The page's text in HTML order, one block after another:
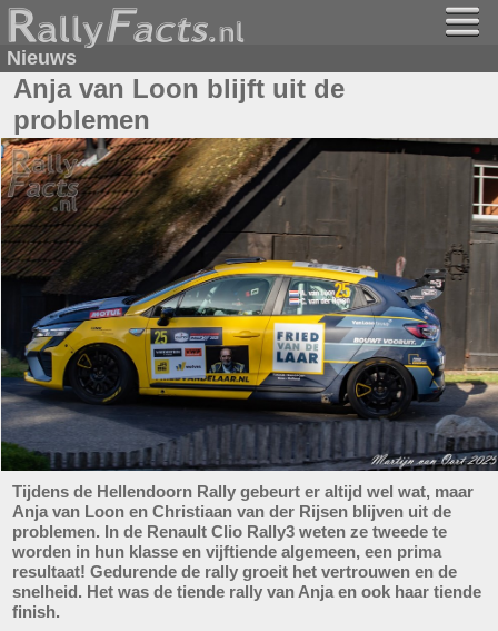
Nieuws
Anja van Loon blijft uit de
problemen
Tijdens de Hellendoorn Rally gebeurt er altijd wel wat, maar
Anja van Loon en Christiaan van der Rijsen blijven uit de
problemen. In de Renault Clio Rally3 weten ze tweede te
worden in hun klasse en vijftiende algemeen, een prima
resultaat! Gedurende de rally groeit het vertrouwen en de
snelheid. Het was de tiende rally van Anja en ook haar tiende
finish.